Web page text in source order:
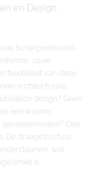
en Design
Scherpenheuvel-
saaie
flexibiliteit van deze
architecturale
design? Geen
een warme,
Ook
De draagstructuur
wat
limiet is.